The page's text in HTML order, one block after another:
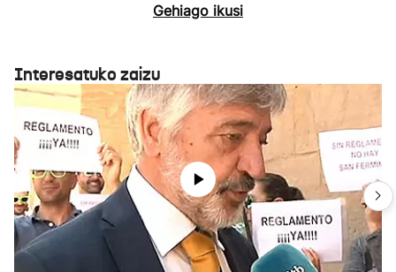
Gehiago ikusi
Interesatuko zaizu